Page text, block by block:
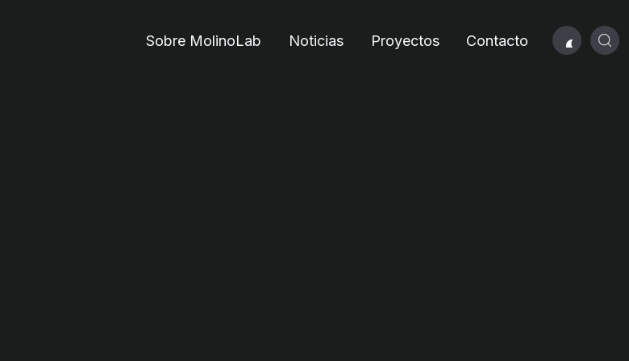
Sobre MolinoLab Noticias Proyectos Contacto